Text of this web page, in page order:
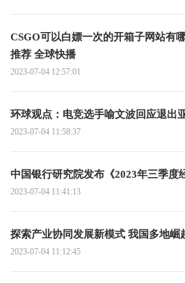
CSGO可以白嫖一次的开箱子网站有
推荐 全球快播
2023-07-04 12:57:01
环球观点：电竞选手喻文波回应退出
2023-07-04 11:58:37
中国银行研究院发布《2023年三季度
2023-07-04 11:41:13
探索产业协同发展新模式 我国多地崛
2023-07-04 11:12:45